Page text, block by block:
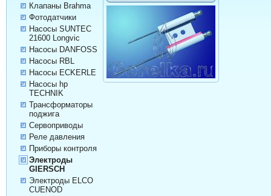
Клапаны Brahma
Фотодатчики
Насосы SUNTEC
21600 Longvic
Насосы DANFOSS
Насосы RBL
Насосы ECKERLE
Насосы hp
TECHNIK
Трансформаторы
поджига
Сервоприводы
Реле давления
Приборы контроля
Электроды
GIERSCH
Электроды ELCO
CUENOD